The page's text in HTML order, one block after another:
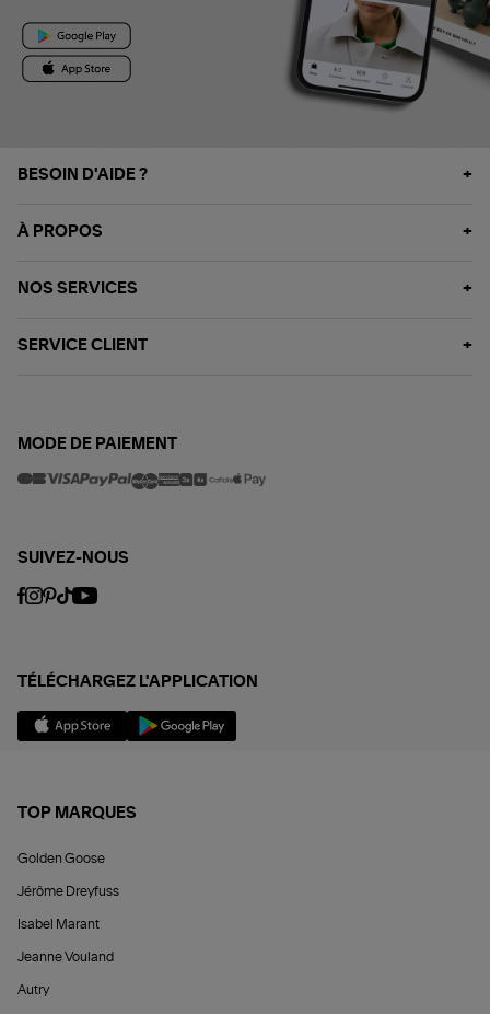
BESOIN D'AIDE ?
À PROPOS
NOS SERVICES
SERVICE CLIENT
MODE DE PAIEMENT
SUIVEZ-NOUS
TÉLÉCHARGEZ L'APPLICATION
TOP MARQUES
Golden Goose
Jérôme Dreyfuss
Isabel Marant
Jeanne Vouland
Autry